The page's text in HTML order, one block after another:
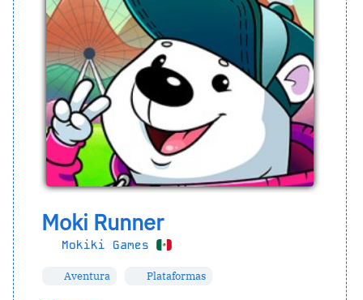
Moki Runner
Mokiki Games
Aventura Plataformas